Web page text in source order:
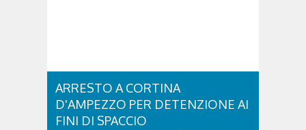
ARRESTO A CORTINA
D'AMPEZZO PER DETENZIONE AI
FINI DI SPACCIO